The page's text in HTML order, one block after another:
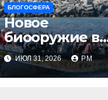
БЛОГОСФЕРА
Новое
биооружие в
Сеуте
ИЮЛ 31, 2026 РМ